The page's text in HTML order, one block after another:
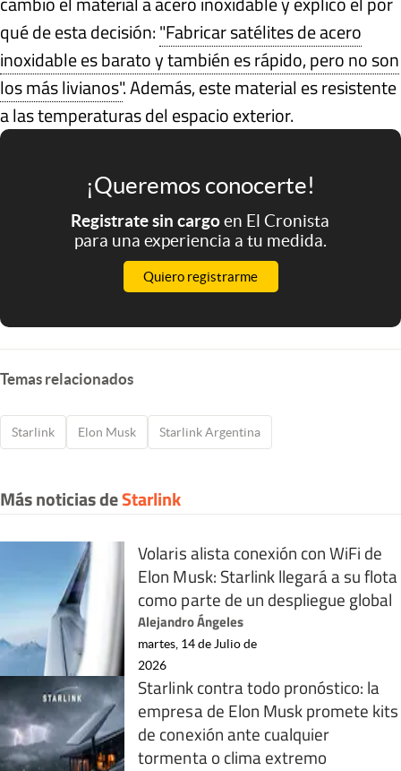
qué de esta decisión:"Fabricar satélites de acero
inoxidable es barato y también es rápido, pero no son
los más livianos". Además, este material es resistente
a las temperaturas del espacio exterior.
¡Queremos conocerte!
Registrate sin cargoen El Cronista
para una experiencia a tu medida.
Quiero registrarme
Temas relacionados
Starlink Elon Musk Starlink Argentina
Más noticias deStarlink
Volaris alista conexión con WiFi de
Elon Musk: Starlink llegará a su flota
como parte de un despliegue global
Alejandro Ángeles
martes, 14 de Julio de
2026
Starlink contra todo pronóstico: la
empresa de Elon Musk promete kits
de conexión ante cualquier
tormenta o clima extremo